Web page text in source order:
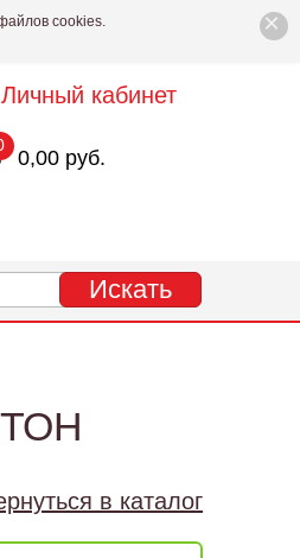
×
cookies.
Личный кабинет
0,00 руб.
в каталог